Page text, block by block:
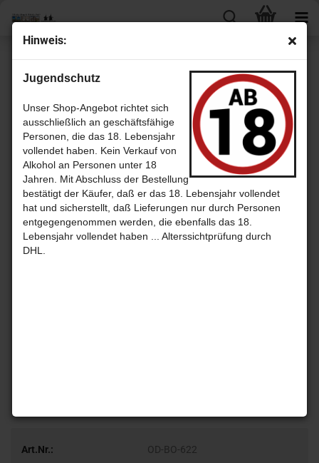
Hin­weis:
Jugendschutz
Unser Shop-Angebot richtet sich
ausschließlich an geschäftsfähige
Personen, die das 18. Lebensjahr
vollendet haben. Kein Verkauf von
Alkohol an Personen unter 18
Jahren. Mit Abschluss der Bestellung
bestätigt der Käufer, daß er das 18. Lebensjahr vollendet
hat und sicherstellt, daß Lieferungen nur durch Personen
entgegengenommen werden, die ebenfalls das 18.
Lebensjahr vollendet haben ... Alterssichtprüfung durch
DHL.
« Erster « zurück weiter »
Letzter »
20Artikel in dieser Kategorie
O´Don­nell Moons­hi­ne Blut­oran­ge mit 20,0% - Likör mit herb-​süßen
Blut­oran­gen im 700 ml Mason Glas - Odon­nell Moons­hi­ne aus Ber­lin
Art.Nr.:
OD-BO-622